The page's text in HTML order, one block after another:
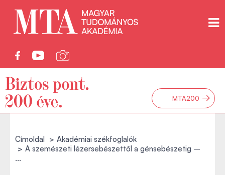
MTA200 →
Címoldal
Akadémiai székfoglalók
A szemészeti lézersebészettől a génsebészetig –
...